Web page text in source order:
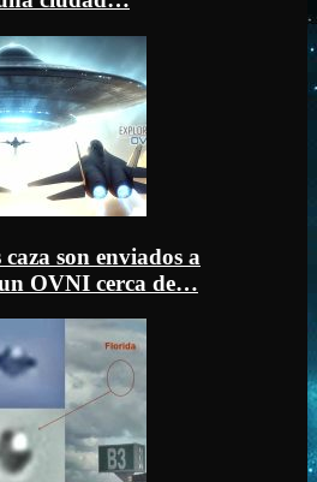
son enviados a
OVNI cerca de…